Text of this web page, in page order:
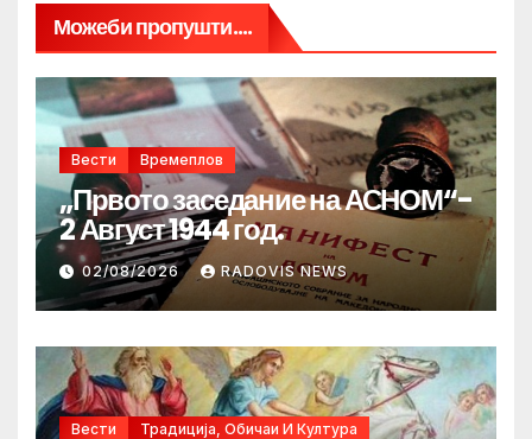
Можеби пропушти....
Вести Времеплов
„Првото заседание на АСНОМ“-
2 Август 1944 год.
02/08/2026 RADOVIS NEWS
Вести Традиција, Обичаи И Култура